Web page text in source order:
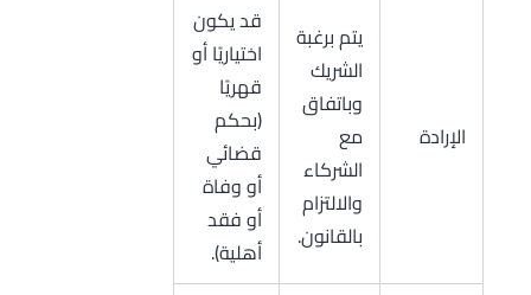
الإرادة
يتم برغبة
الشريك
وباتفاق
مع
الشركاء
والالتزام
بالقانون.
قد يكون
اختياريًا أو
قهريًا
(بحكم
قضائي
أو وفاة
أو فقد
أهلية).